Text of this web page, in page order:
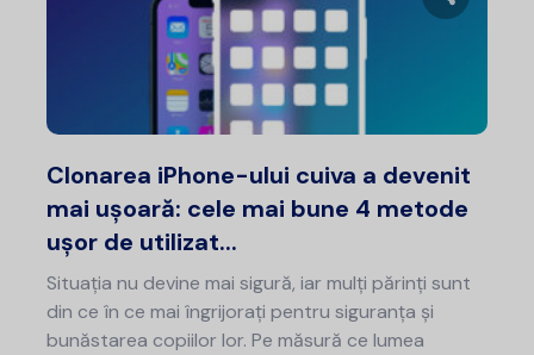
Clonarea iPhone-ului cuiva a devenit
mai ușoară: cele mai bune 4 metode
ușor de utilizat...
Situația nu devine mai sigură, iar mulți părinți sunt
din ce în ce mai îngrijorați pentru siguranța și
bunăstarea copiilor lor. Pe măsură ce lumea